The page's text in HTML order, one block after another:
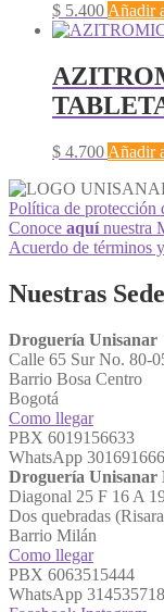
$ 5.400 Añadir
$ 4.700 Añadir
Política de protección
Conoce aquínuestra
Acuerdo de términos
Nuestras
Droguería Unisanar
Calle 65 Sur No. 80-
Barrio Bosa Centro
Bogotá
Como llegar
PBX 6019156633
WhatsApp
Droguería Unisanar
Diagonal 25 F 16 A
Dos quebradas
Barrio Milán
Como llegar
PBX 6063515444
WhatsApp